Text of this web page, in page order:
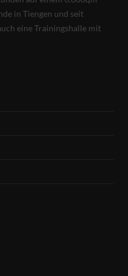
in Tiengen und seit
eine Trainingshalle mit